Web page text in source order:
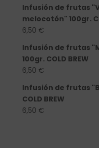
Infusión de frutas
melocotón" 100gr.
6,50 €
Infusión de frutas
100gr. COLD BREW
6,50 €
Infusión de frutas
COLD BREW
6,50 €